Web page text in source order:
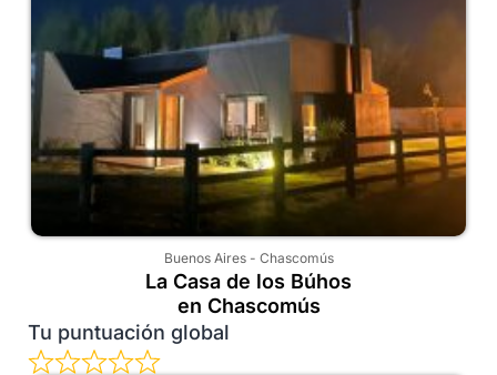
Buenos Aires- Chascomús
La Casa de los Búhos
en Chascomús
Tu puntuación global